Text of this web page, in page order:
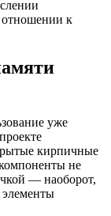
отношении к
уже
кирпичные
не
— наоборот,